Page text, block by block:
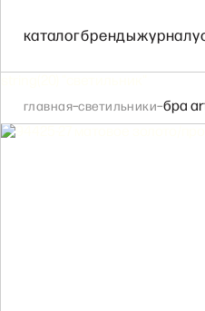
каталогбрендыжурнал
главная–светильники–бра